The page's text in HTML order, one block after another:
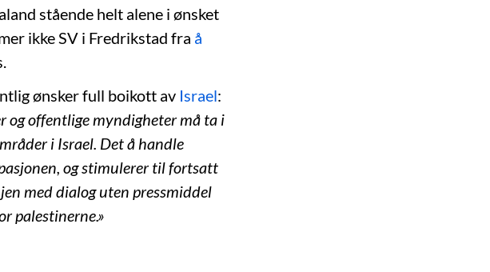
stående helt alene i ønsket
ikke SV i Fredrikstad fra å
ønsker full boikott av Israel:
og offentlige myndigheter må ta i
i Israel. Det å handle
og stimulerer til fortsatt
med dialog uten pressmiddel
palestinerne.»